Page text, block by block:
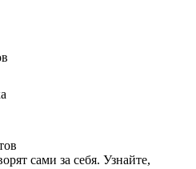
сами за себя. Узнайте,